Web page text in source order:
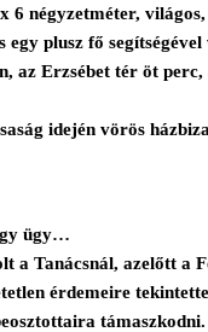
négyzetméter,
plusz fő
az Erzsébet tér öt
idején vörös
ügy…
Tanácsnál, azelőtt
érdemeire
támaszkodni.